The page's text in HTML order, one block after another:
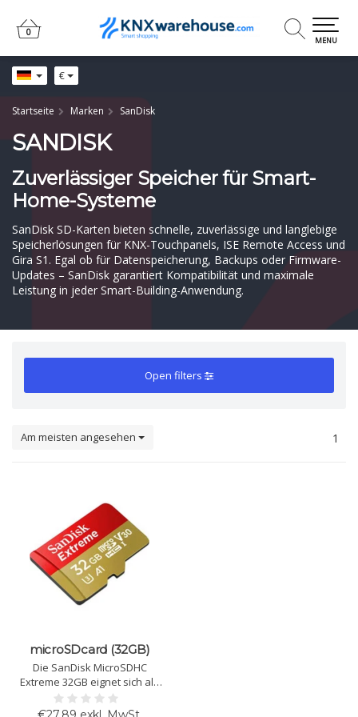
€
0
0
MENU
Startseite Marken SanDisk
SANDISK
Zuverlässiger Speicher für Smart-
Home-Systeme
SanDisk SD-Karten bieten schnelle, zuverlässige und langlebige
Speicherlösungen für KNX-Touchpanels, ISE Remote Access und
Gira S1. Egal ob für Datenspeicherung, Backups oder Firmware-
Updates – SanDisk garantiert Kompatibilität und maximale
Leistung in jeder Smart-Building-Anwendung.
Open filters
Am meisten angesehen 1
microSDcard (32GB)
Die SanDisk MicroSDHC
Extreme 32GB eignet sich als
Speichermedium für Smart
Connect von ISE. Sie bietet